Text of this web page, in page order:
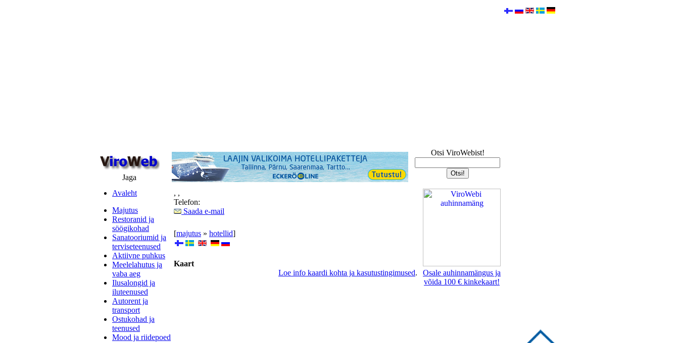
Jaga
Otsi ViroWebist!
Avaleht
Majutus
Restoranid ja
söögikohad
Sanatooriumid ja
terviseteenused
Aktiivne puhkus
Meelelahutus ja
vaba aeg
Ilusalongid ja
iluteenused
Autorent ja
transport
Ostukohad ja
teenused
Mood ja riidepoed
, ,
Telefon:
Saada e-mail
[majutus » hotellid]
Kaart
Loe info kaardi kohta ja kasutustingimused.
Osale auhinnamängus ja
võida 100 € kinkekaart!